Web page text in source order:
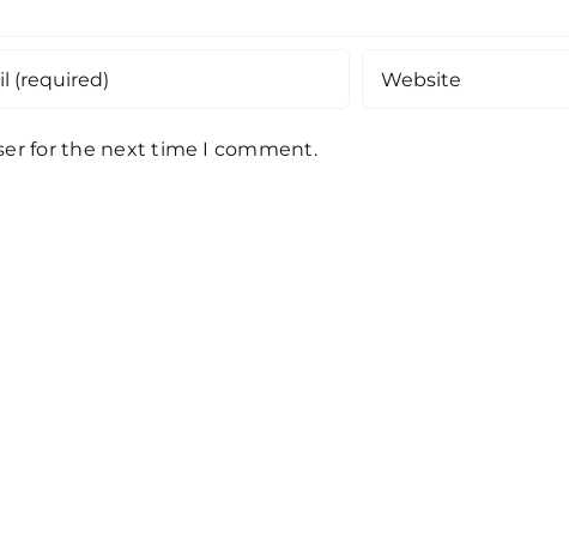
for the next time I comment.